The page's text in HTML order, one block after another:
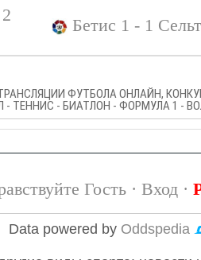
Бетис 1 - 1
ФУТБОЛА ОНЛАЙН,
- ТЕННИС - БИАТЛОН - ФОРМУЛА 1 -
Гость · Вход·
Data powered by Oddspedia